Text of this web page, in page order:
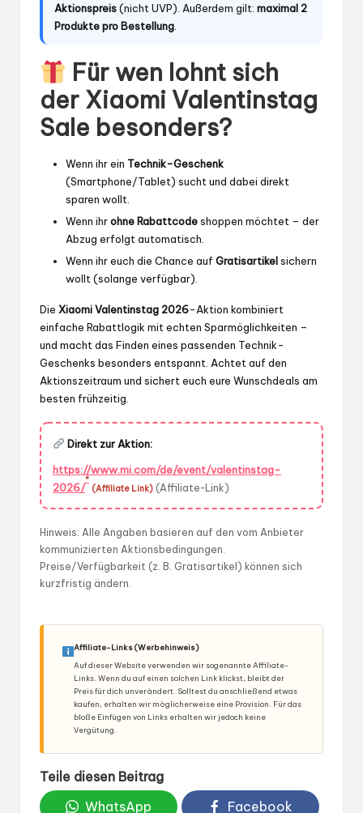
Aktionspreis(nicht UVP). Außerdem gilt: maximal 2
Produkte pro Bestellung
Für wen lohnt sich
der Xiaomi Valentinstag
Sale besonders?
Wenn ihr ein Technik-Geschenk
(Smartphone/Tablet) sucht und dabei direkt
sparen wollt.
Wenn ihrohne Rabattcodeshoppen möchtet – der
Abzug erfolgt automatisch.
Wenn ihr euch die Chance auf Gratisartikelsichern
wollt (solange verfügbar).
Die Xiaomi Valentinstag 2026-Aktion kombiniert
einfache Rabattlogik mit echten Sparmöglichkeiten –
und macht das Finden eines passenden Technik-
Geschenks besonders entspannt. Achtet auf den
Aktionszeitraum und sichert euch eure Wunschdeals am
besten frühzeitig.
Direkt zur Aktion:
https://www.mi.com/de/event/valentinstag-
2026/
*
(Affiliate Link) (Affiliate-Link)
Hinweis: Alle Angaben basieren auf den vom Anbieter
kommunizierten Aktionsbedingungen.
Preise/Verfügbarkeit (z. B. Gratisartikel) können sich
kurzfristig ändern.
Affiliate-Links (Werbehinweis)
Auf dieser Website verwenden wir sogenannte Affiliate-
Links. Wenn du auf einen solchen Link klickst, bleibt der
Preis für dich unverändert. Solltest du anschließend etwas
kaufen, erhalten wir möglicherweise eine Provision. Für das
bloße Einfügen von Links erhalten wir jedoch keine
Vergütung.
Teile diesen Beitrag
WhatsApp
Facebook